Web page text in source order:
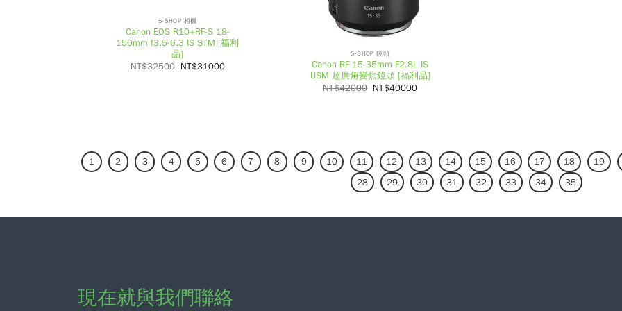
5-SHOP 相機
Canon EOS R10+RF-S 18-
150mm f3.5-6.3 IS STM [福利
品]
NT$32500 NT$31000
5-SHOP 鏡頭
Canon RF 15-35mm F2.8L IS
USM 超廣角變焦鏡頭 [福利品]
NT$42000 NT$40000
1 2 3 4 5 6 7 8 9 10 11 12 13 14 15 16 17 18 19
28
29 30 31 32 33 34 35
現在就與我們聯絡